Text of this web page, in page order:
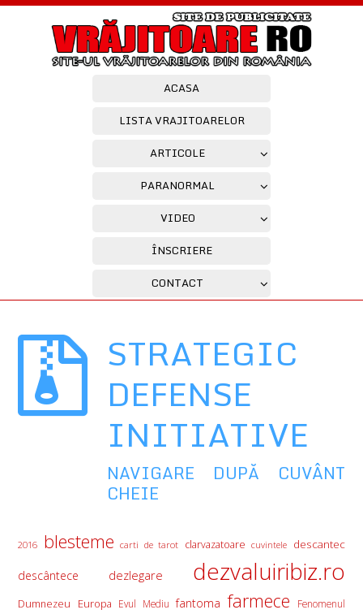
ACASA
LISTA VRAJITOARELOR
ARTICOLE
PARANORMAL
VIDEO
ÎNSCRIERE
CONTACT
STRATEGIC
DEFENSE
INITIATIVE
NAVIGARE DUPĂ CUVÂNT
CHEIE
2016 blesteme carti de tarot clarvazatoare cuvintele descantec
descântece dezlegare dezvaluiribiz.ro
Dumnezeu Europa Evul Mediu fantoma farmece
Fenomenul